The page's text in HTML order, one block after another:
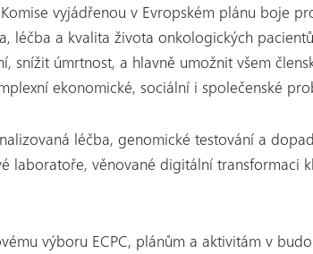
vyjádřenou v Evropském plánu boje
léčba a kvalita života onkologických
snížit úmrtnost, a hlavně umožnit všem
ekonomické, sociální i společenské
léčba, genomické testování a
laboratoře, věnované digitální transformaci
výboru ECPC, plánům a aktivitám v